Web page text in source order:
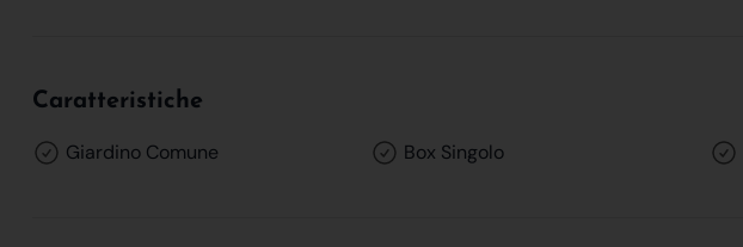
Caratteristiche
Giardino Comune Box Singolo